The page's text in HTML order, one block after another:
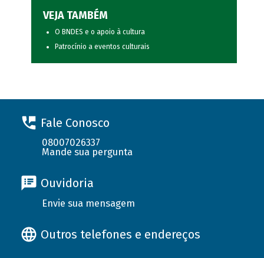
VEJA TAMBÉM
O BNDES e o apoio à cultura
Patrocínio a eventos culturais
Fale Conosco
08007026337
Mande sua pergunta
Ouvidoria
Envie sua mensagem
Outros telefones e endereços